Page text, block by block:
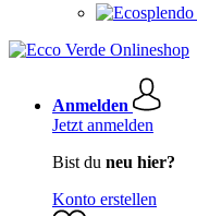
Anmelden
Jetzt anmelden
Bist du neu hier?
Konto erstellen